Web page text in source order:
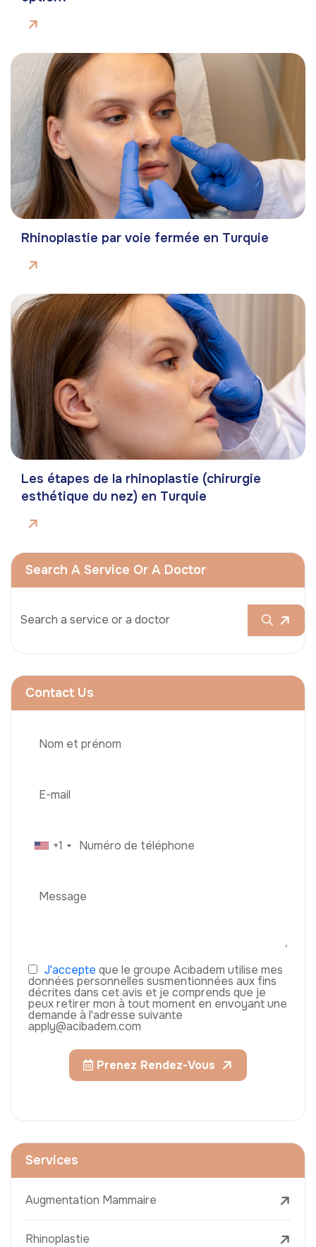
Rhinoplastie par voie fermée en Turquie
Les étapes de la rhinoplastie (chirurgie
esthétique du nez) en Turquie
Search A Service Or A Doctor
Contact Us
+1
J'accepte que le groupe Acıbadem utilise mes
données personnelles susmentionnées aux fins
décrites dans cet avis et je comprends que je
peux retirer mon à tout moment en envoyant une
demande à l'adresse suivante
apply@acibadem.com
Prenez Rendez-Vous
Services
Augmentation Mammaire
Rhinoplastie